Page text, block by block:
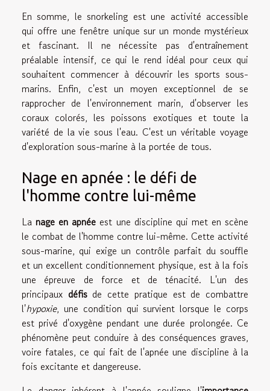
En somme, le snorkeling est une activité accessible
qui offre une fenêtre unique sur un monde mystérieux
et fascinant. Il ne nécessite pas d'entraînement
préalable intensif, ce qui le rend idéal pour ceux qui
souhaitent commencer à découvrir les sports sous-
marins. Enfin, c'est un moyen exceptionnel de se
rapprocher de l'environnement marin, d'observer les
coraux colorés, les poissons exotiques et toute la
variété de la vie sous l'eau. C'est un véritable voyage
d'exploration sous-marine à la portée de tous.
Nage en apnée : le défi de
l'homme contre lui-même
Lanage en apnée est une discipline qui met en scène
le combat de l'homme contre lui-même. Cette activité
sous-marine, qui exige un contrôle parfait du souffle
et un excellent conditionnement physique, est à la fois
une épreuve de force et de ténacité. L'un des
principaux défisde cette pratique est de combattre
l'hypoxie, une condition qui survient lorsque le corps
est privé d'oxygène pendant une durée prolongée. Ce
phénomène peut conduire à des conséquences graves,
voire fatales, ce qui fait de l'apnée une discipline à la
fois excitante et dangereuse.